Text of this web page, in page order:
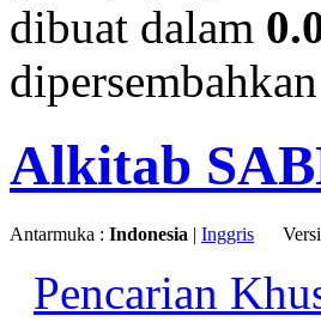
dibuat dalam
Alkitab
Antarmuka : Indonesia | Inggris
Pencarian